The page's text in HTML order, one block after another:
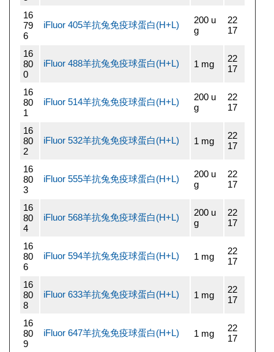
16
79
6
iFluor 405羊抗兔免疫球蛋白(H+L)
200 u
g
22
17
16
80
0
iFluor 488羊抗兔免疫球蛋白(H+L) 1 mg
22
17
16
80
1
iFluor 514羊抗兔免疫球蛋白(H+L)
200 u
g
22
17
16
80
2
iFluor 532羊抗兔免疫球蛋白(H+L) 1 mg
22
17
16
80
3
iFluor 555羊抗兔免疫球蛋白(H+L)
200 u
g
22
17
16
80
4
iFluor 568羊抗兔免疫球蛋白(H+L)
200 u
g
22
17
16
80
6
iFluor 594羊抗兔免疫球蛋白(H+L) 1 mg
22
17
16
80
8
iFluor 633羊抗兔免疫球蛋白(H+L) 1 mg
22
17
16
80
9
iFluor 647羊抗兔免疫球蛋白(H+L) 1 mg
22
17